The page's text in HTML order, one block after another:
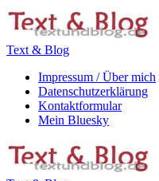
Zum
Inhalt
Text & Blog
Impressum / Über mich
Datenschutzerklärung
Kontaktformular
Mein Bluesky